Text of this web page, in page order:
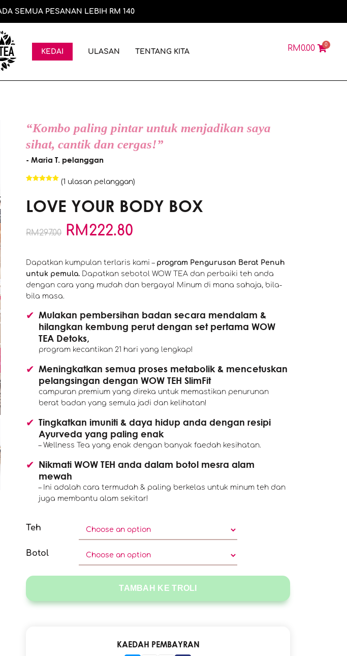
SEMUA PESANAN LEBIH RM 140
KEDAI ULASAN TENTANG KITA RM0.00 0
“Kombo paling pintar untuk menjadikan saya
sihat, cantik dan cergas!”
- Maria T. pelanggan
based on
customer
rating
(1 ulasan pelanggan)
LOVE YOUR BODY BOX
RM297.00 RM222.80
Dapatkan kumpulan terlaris kami – program Pengurusan Berat Penuh
untuk pemula. Dapatkan sebotol WOW TEA dan perbaiki teh anda
dengan cara yang mudah dan bergaya! Minum di mana sahaja, bila-
bila masa.
Mulakan pembersihan badan secara mendalam &
hilangkan kembung perut dengan set pertama WOW
TEA Detoks,
program kecantikan 21 hari yang lengkap!
Meningkatkan semua proses metabolik & mencetuskan
pelangsingan dengan WOW TEH SlimFit
campuran premium yang direka untuk memastikan penurunan
berat badan yang semula jadi dan kelihatan!
Tingkatkan imuniti & daya hidup anda dengan resipi
Ayurveda yang paling enak
– Wellness Tea yang enak dengan banyak faedah kesihatan.
Nikmati WOW TEH anda dalam botol mesra alam
mewah
– Ini adalah cara termudah & paling berkelas untuk minum teh dan
juga membantu alam sekitar!
Teh
Botol
TAMBAH KE TROLI
KAEDAH PEMBAYRAN